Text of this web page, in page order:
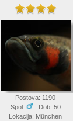
Postova: 1190
Spol:
Dob: 50
Lokacija: München